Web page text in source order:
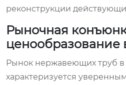
реконструкции
Рыночная
ценообразование
Рынок нержавеющих труб в
характеризуется